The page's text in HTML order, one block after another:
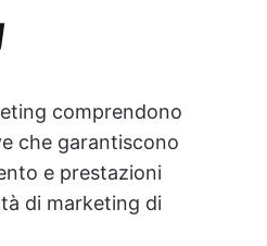
comprendono
che garantiscono
e prestazioni
di marketing di